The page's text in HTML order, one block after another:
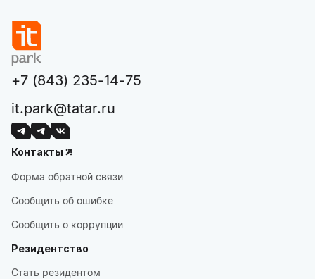
+7 (843) 235-14-75
it.park@tatar.ru
Контакты
Форма обратной связи
Сообщить об ошибке
Сообщить о коррупции
Резидентство
Стать резидентом